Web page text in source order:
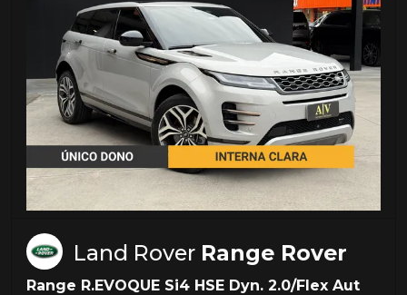
Land Rover Range Rover
Range R.EVOQUE Si4 HSE Dyn. 2.0/Flex Aut